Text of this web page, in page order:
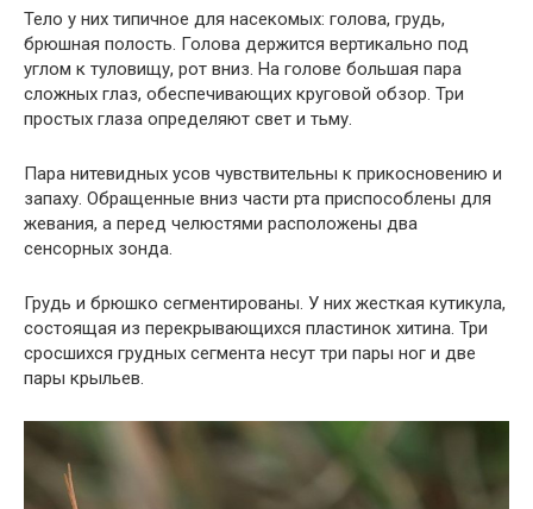
Тело у них типичное для насекомых: голова, грудь,
брюшная полость. Голова держится вертикально под
углом к ​​туловищу, рот вниз. На голове большая пара
сложных глаз, обеспечивающих круговой обзор. Три
простых глаза определяют свет и тьму.
Пара нитевидных усов чувствительны к прикосновению и
запаху. Обращенные вниз части рта приспособлены для
жевания, а перед челюстями расположены два
сенсорных зонда.
Грудь и брюшко сегментированы. У них жесткая кутикула,
состоящая из перекрывающихся пластинок хитина. Три
сросшихся грудных сегмента несут три пары ног и две
пары крыльев.